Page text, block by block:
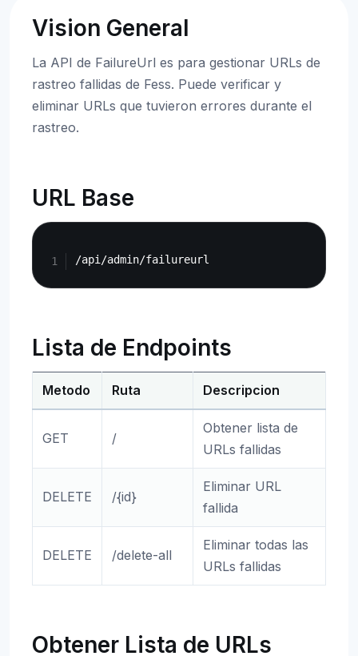
Vision General
La API de FailureUrl es para gestionar URLs de
rastreo fallidas de Fess. Puede verificar y
eliminar URLs que tuvieron errores durante el
rastreo.
URL Base
Lista de Endpoints
Metodo Ruta Descripcion
GET /
Obtener lista de
URLs fallidas
DELETE /{id}
Eliminar URL
fallida
DELETE /delete-all
Eliminar todas las
URLs fallidas
Obtener Lista de URLs